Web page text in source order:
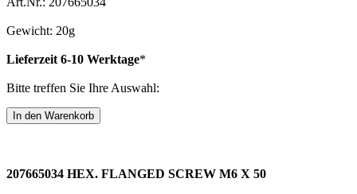
Gewicht: 20g
Lieferzeit 6-10 Werktage*
Bitte treffen Sie Ihre Auswahl:
207665034 HEX. FLANGED SCREW M6 X 50